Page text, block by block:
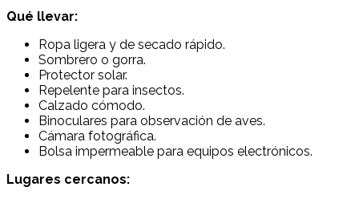
Qué llevar:
Ropa ligera y de secado rápido.
Sombrero o gorra.
Protector solar.
Repelente para insectos.
Calzado cómodo.
Binoculares para observación de aves.
Cámara fotográfica.
Bolsa impermeable para equipos electrónicos.
Lugares cercanos: